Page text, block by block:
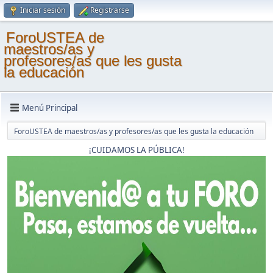
Iniciar sesión Registrarse
ForoUSTEA de
maestros/as y
profesores/as que les gusta
la educación
Menú Principal
ForoUSTEA de maestros/as y profesores/as que les gusta la educación
¡CUIDAMOS LA PÚBLICA!